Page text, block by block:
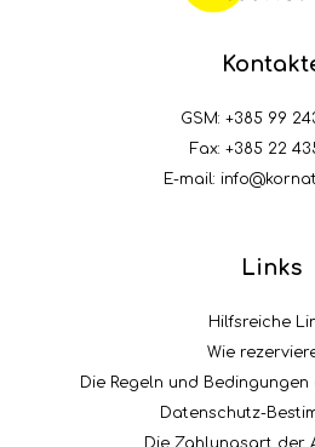
GSM: +385 99
Fax: +385 22
E-mail:
Links
Hilfsreiche
Wie
Die Regeln und
Datenschutz-